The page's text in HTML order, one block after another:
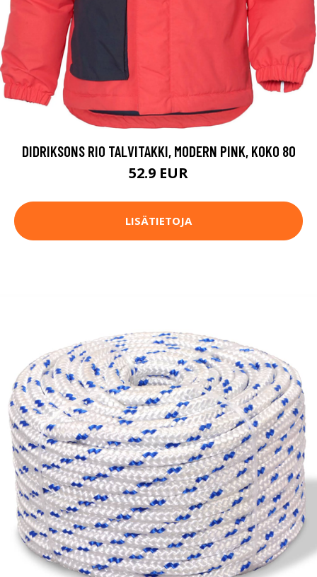
DIDRIKSONS RIO TALVITAKKI, MODERN PINK, KOKO 80
52.9 EUR
LISÄTIETOJA